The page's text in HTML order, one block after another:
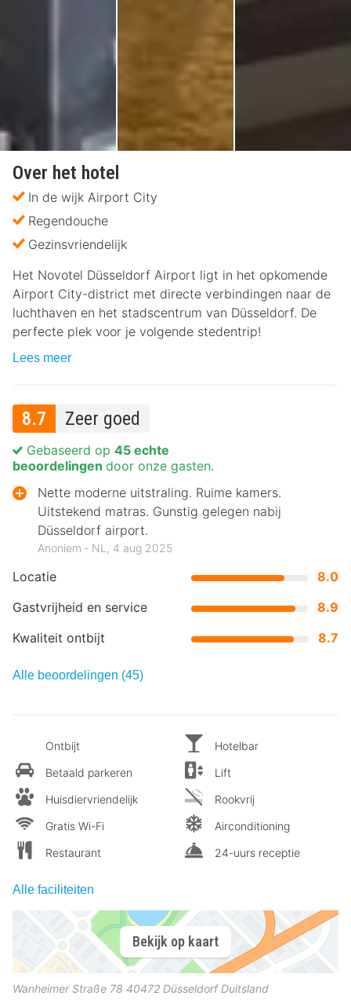
Over het hotel
In de wijk Airport City
Regendouche
Gezinsvriendelijk
Het Novotel Düsseldorf Airport ligt in het opkomende
Airport City-district met directe verbindingen naar de
luchthaven en het stadscentrum van Düsseldorf. De
perfecte plek voor je volgende stedentrip!
Lees meer
8.7 Zeer goed
Locatie
8.0
Gastvrijheid en service
8.9
Kwaliteit ontbijt
8.7
Gebaseerd op 45 echte
beoordelingen door onze gasten.
Nette moderne uitstraling. Ruime kamers.
Uitstekend matras. Gunstig gelegen nabij
Düsseldorf airport.
Anoniem ‐ NL, 4 aug 2025
Alle beoordelingen (45)
Ontbijt
Betaald parkeren
Huisdiervriendelijk
Gratis Wi-Fi
Restaurant
Hotelbar
Lift
Rookvrij
Airconditioning
24-uurs receptie
Alle faciliteiten
Bekijk op kaart
Wanheimer Straße 78 40472 Düsseldorf Duitsland